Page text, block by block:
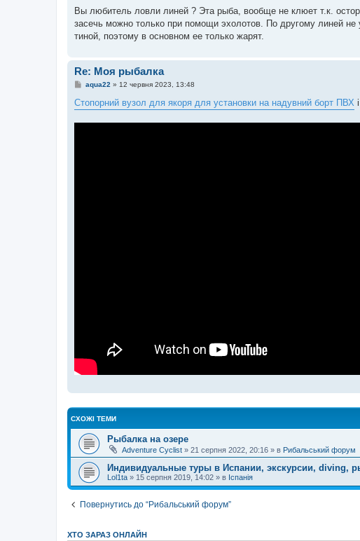
е
н
н
я
Вы любитель ловли линей ? Эта рыба, вообще не клюет т.к.
засечь можно только при помощи эхолотов. По другому линей
тиной, поэтому в основном ее только жарят.
Re: Моя рыбалка
П
в
і
aqua22 » 12 червня 2023, 13:48
Стопорний вузол для якоря для установки на надувний борт ПВХ
СХОЖІ ТЕМИ
Рыбалка на озере
Adventure Cyclist » 21 серпня 2022, 20:16 » в Рибальський форум
Индивидуальные туры в Испании, экскурсии, diving,
Lol1ta » 15 серпня 2019, 14:02 » в Іспанія
Повернутись до “Рибальський форум”
ХТО ЗАРАЗ ОНЛАЙН